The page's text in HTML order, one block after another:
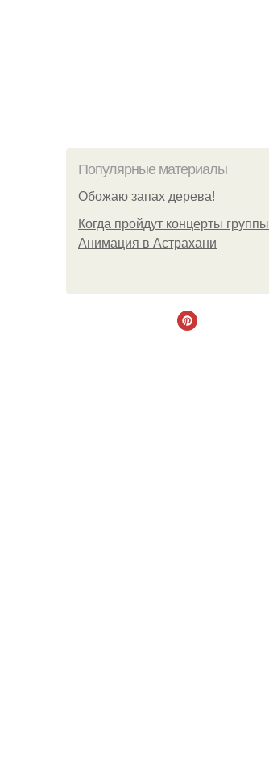
Популярные материалы
Обожaю зaпах деpева!
Когда пройдут концерты группы
Анимация в Астрахани